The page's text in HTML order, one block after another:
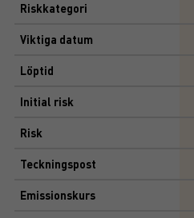
Riskkategori
Viktiga datum
Löptid
Initial risk
Risk
Teckningspost
Emissionskurs